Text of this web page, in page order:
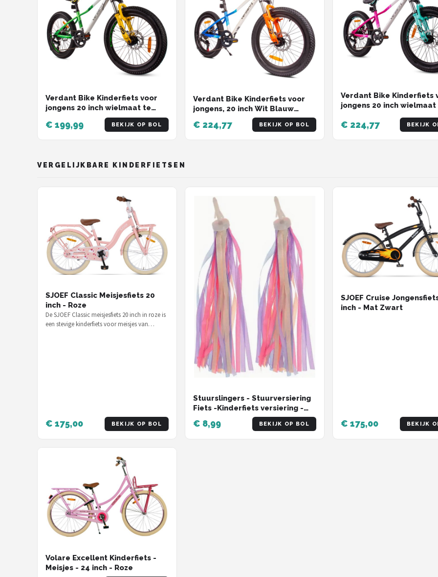
Verdant Bike Kinderfiets voor
jongens 20 inch wielmaat te
kiezen uit 6 versnellingen
Shimano van 6 tot 10 jaar in
€ 199,99 BEKIJK OP BOL
Verdant Bike Kinderfiets voor
jongens, 20 inch Wit Blauw
Oranje, wielmaat te kiezen uit 6
versnellingen Shimano van 6 tot
10 jaar in hoogte verstelbaar
€ 224,77 BEKIJK OP BOL
Verdant Bike Kinderfiets
jongens 20 inch wielmaat
Shimano van 6 tot 10 jaar
hoogte verstelbaar (Wit
€ 224,77 BEKIJK
VERGELIJKBARE KINDERFIETSEN
SJOEF Classic Meisjesfiets 20
inch - Roze
De SJOEF Classic meisjesfiets 20 inch in roze is
een stevige kinderfiets voor meisjes van
€ 175,00 BEKIJK OP BOL
Stuurslingers - Stuurversiering
Fiets -Kinderfiets versiering -
Handvat Streamers - Paars roze
blauw - 2 Stuks
€ 8,99 BEKIJK OP BOL
SJOEF Cruise
inch - Mat Zwart
€ 175,00 BEKIJK
Volare Excellent Kinderfiets -
Meisjes - 24 inch - Roze